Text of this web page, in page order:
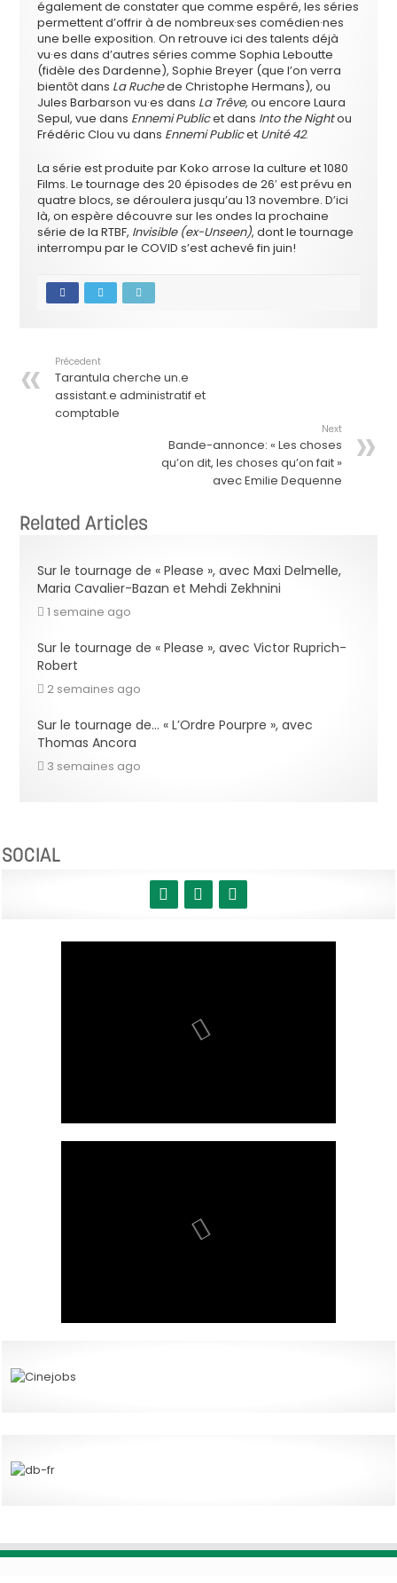
également de constater que comme espéré, les séries
permettent d’offrir à de nombreux·ses comédien·nes
une belle exposition. On retrouve ici des talents déjà
vu·es dans d’autres séries comme Sophia Leboutte
(fidèle des Dardenne), Sophie Breyer (que l’on verra
bientôt dans La Ruchede Christophe Hermans), ou
Jules Barbarson vu·es dans La Trêve, ou encore Laura
Sepul, vue dans Ennemi Publicet dans Into the Nightou
Frédéric Clou vu dans Ennemi Publicet Unité 42.
La série est produite par Koko arrose la culture et 1080
Films. Le tournage des 20 épisodes de 26′ est prévu en
quatre blocs, se déroulera jusqu’au 13 novembre. D’ici
là, on espère découvre sur les ondes la prochaine
série de la RTBF, Invisible (ex-Unseen), dont le tournage
interrompu par le COVID s’est achevé fin juin!
Précedent
Tarantula cherche un.e
assistant.e administratif et
comptable
Next
Bande-annonce: « Les choses
qu’on dit, les choses qu’on fait »
avec Emilie Dequenne
Related Articles
Sur le tournage de « Please », avec Maxi Delmelle,
Maria Cavalier-Bazan et Mehdi Zekhnini
1 semaine ago
Sur le tournage de « Please », avec Victor Ruprich-
Robert
2 semaines ago
Sur le tournage de… « L’Ordre Pourpre », avec
Thomas Ancora
3 semaines ago
SOCIAL